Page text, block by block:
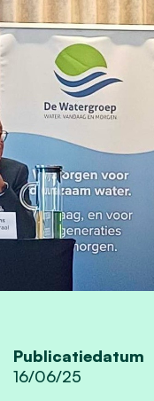
Publicatiedatum
16/06/25